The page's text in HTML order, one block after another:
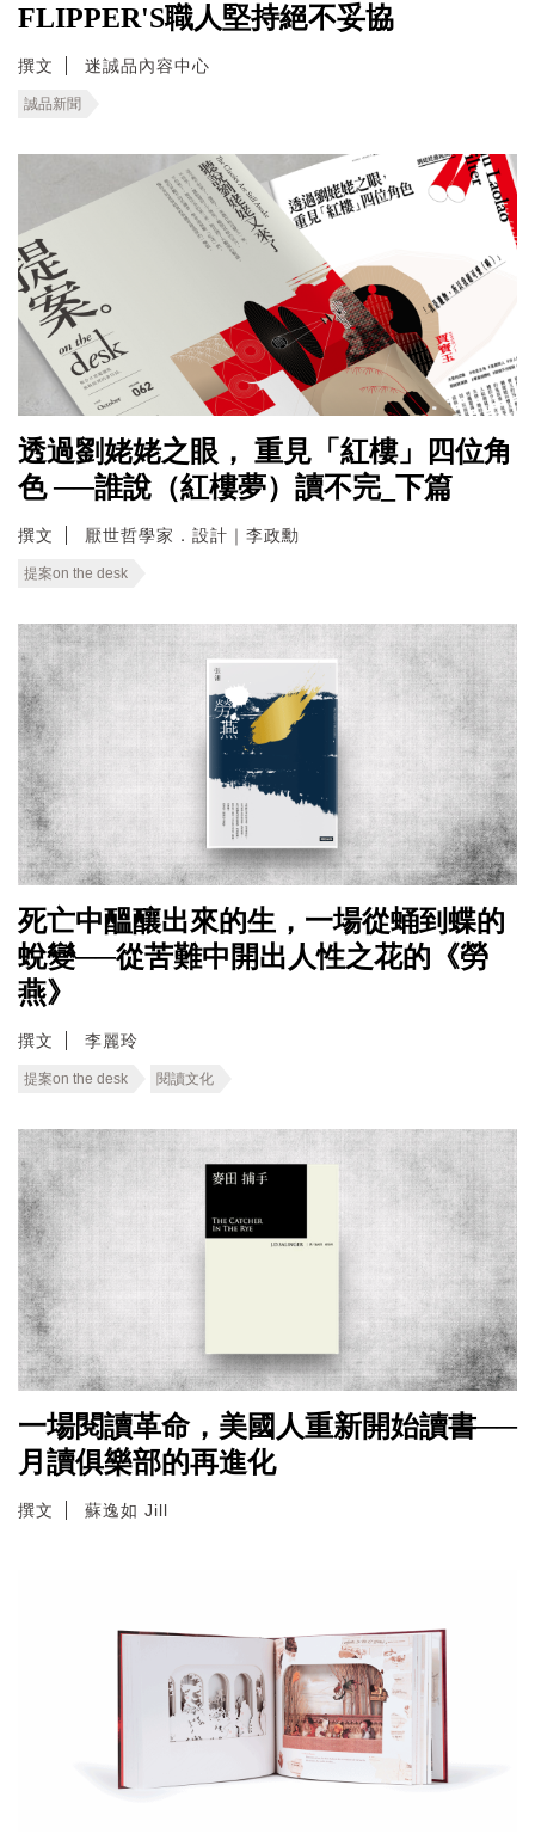
FLIPPER'S職人堅持絕不妥協
撰文 迷誠品內容中心
誠品新聞
透過劉姥姥之眼， 重見「紅樓」四位角
色 ──誰說（紅樓夢）讀不完_下篇
撰文 厭世哲學家．設計｜李政勳
提案on the desk
死亡中醞釀出來的生，一場從蛹到蝶的
蛻變──從苦難中開出人性之花的《勞
燕》
撰文 李麗玲
提案on the desk 閱讀文化
一場閱讀革命，美國人重新開始讀書──
月讀俱樂部的再進化
撰文 蘇逸如 Jill